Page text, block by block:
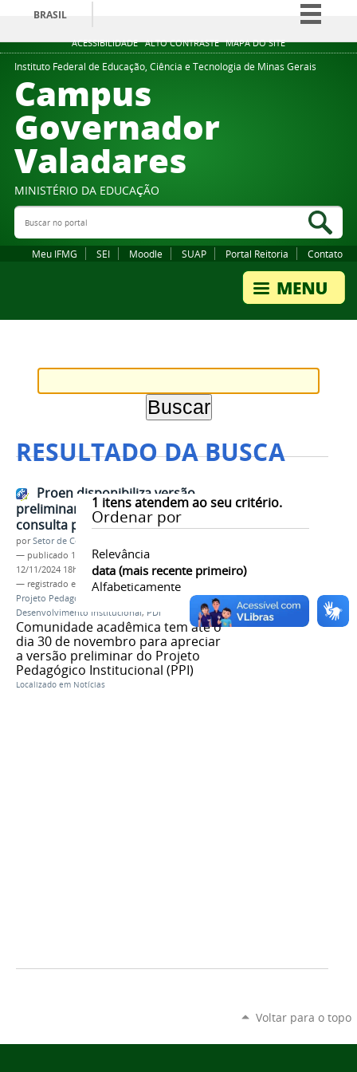
ACESSIBILIDADE ALTO CONTRASTE MAPA DO SITE
BRASIL
Simplifique!
Comunica BR
Instituto Federal de Educação, Ciência e Tecnologia de Minas Gerais
Campus
Governador
Valadares
MINISTÉRIO DA EDUCAÇÃO
Buscar no portal
Meu IFMG SEI Moodle SUAP Portal Reitoria Contato
RESULTADO DA BUSCA
1 itens atendem ao seu critério.
Ordenar por
Relevância
data (mais recente primeiro)
Alfabeticamente
Proen disponibiliza versão
preliminar do PPI e convoca
consulta pública
porSetor de Comunicação
— publicado 12/11/2024—última modificação
12/11/2024 18h29
— registrado em:
Proen,versão preliminar
Projeto Pedagógico Institucional
Plano de
Desenvolvimento Institucional, PDI
Comunidade acadêmica tem até o
dia 30 de novembro para apreciar
a versão preliminar do Projeto
Pedagógico Institucional (PPI)
Localizado em Notícias
Voltar para o topo